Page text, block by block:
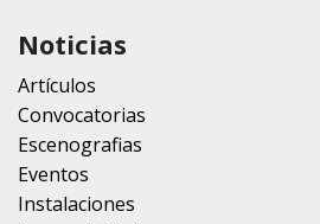
Noticias
Artículos
Convocatorias
Escenografias
Eventos
Instalaciones